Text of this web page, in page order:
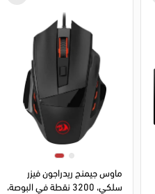
ماوس جيمنج ريدراجون فيزر
سلكي، 3200 نقطة في البوصة،